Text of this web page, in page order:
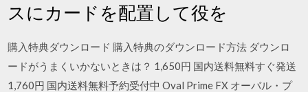
スにカードを配置して役を
購入特典ダウンロード 購入特典のダウンロード方法 ダウンロ
ードがうまくいかないときは？ 1,650円 国内送料無料すぐ発送
1,760円 国内送料無料予約受付中 Oval Prime FX オーバル・プ